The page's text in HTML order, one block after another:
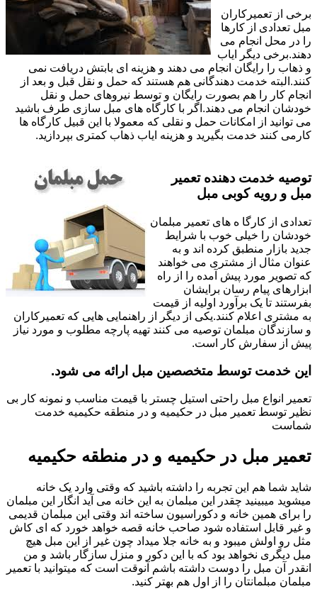
برخی از تعمیرکاران
مبل تعدادی از کارها
را در محل انجام می
دهند.برخی دیگر ایاب
و ذهاب را رایگان انجام می دهند و هزینه ای بابتش دریافت نمی
کنند.البته خدمت دهندگانی هم هستند که حمل و نقل قبل و بعد از
انجام کار را هم بصورت رایگان و توسط نیروهای حمل و نقل
خودشان انجام می دهند.اگر با کارگاه های مبل سازی طرف باشید
می توانید از امکانات حمل و نقلی که معمولا با این قبیل کارگاه ها
کارمی کنند خدمت بگیرید و هزینه ایاب ذهاب کمتری بپردازید.
توصیه خدمت دهنده تعمیر
مبل و رویه کوبی مبل
تعدادی از کارگا ه های تعمیر مبلمان
خودشان را خیلی خوب با شرایط
جدید بازار منطبق کرده اند و به
عنوان مثال از مشتری می خواهند
که تصویر مورد پیش آمده را از راه
ابزارهای پیام رسان برایشان
بفرستند تا یک برآورد اولیه از قیمت
به مشتری اعلام کنند.یکی از دیگر از راهنمایی هایی که تعمیرکاران
و سازندگان مبلمان توصیه می کنند تهیه پارچه مطلوب و مورد نیاز
پیش از سفارش کار است.
این خدمت توسط متخصصین مبل ارائه می شود.
تعمیر انواع مبل راحتی استیل چستر با قیمت مناسب و نمونه کار بی
نظیر توسط تعمیر مبل در حکیمیه و در منطقه حکیمیه خدمت
شماست
تعمیر مبل در حکیمیه و در منطقه حکیمیه
شاید شما هم این تجربه را داشته باشید که وقتی وارد یک خانه
میشوید میبینید چقدر این مبلمان به این خانه می آید انگار این مبلمان
را برای همین خانه و دکوراسیون ساخته اند وقتی این مبلمان قدیمی
و غیر قابل استفاده شود صاحب خانه قصه خواهد خورد که ای کاش
مثل رو اولش میبود و به خانه جلا میداد چون غیر از این مبل هیچ
مبل دیگری نخواهد بود که با این دکور و منزل سازگار باشد و من
انقدر آن مبل را دوست داشته باشم آنوقت است که میتوانید با تعمیر
مبلمان مبلمانتان را از اول هم بهتر کنید.